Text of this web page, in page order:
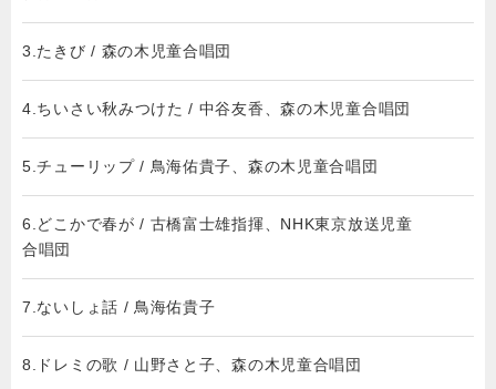
3.たきび / 森の木児童合唱団
4.ちいさい秋みつけた / 中谷友香、森の木児童合唱団
5.チューリップ / 鳥海佑貴子、森の木児童合唱団
6.どこかで春が / 古橋富士雄指揮、NHK東京放送児童
合唱団
7.ないしょ話 / 鳥海佑貴子
8.ドレミの歌 / 山野さと子、森の木児童合唱団